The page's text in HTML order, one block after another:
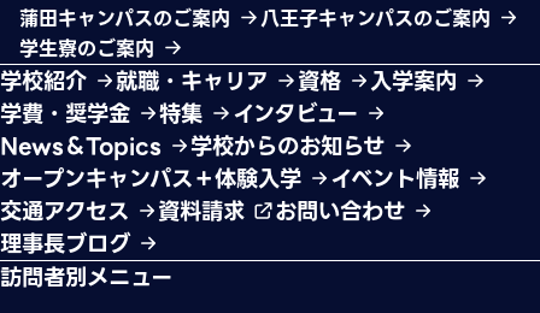
蒲田キャンパスのご案内
八王子キャンパスのご案内
学生寮のご案内
学校紹介 就職・キャリア 資格
入学案内
学費・奨学金
特集
インタビュー
News＆Topics
学校からのお知らせ
オープンキャンパス＋体験入学
イベント情報
交通アクセス
資料請求
お問い合わせ
理事長ブログ
訪問者別メニュー